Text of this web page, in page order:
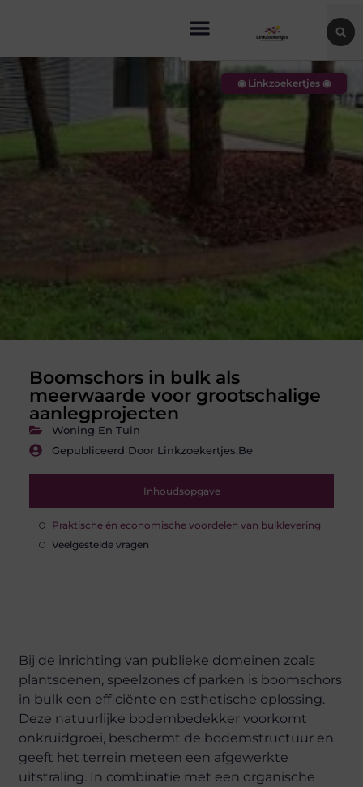
Boomschors in bulk als
meerwaarde voor grootschalige
aanlegprojecten
Woning En Tuin
Gepubliceerd Door Linkzoekertjes.be
Inhoudsopgave
Praktische én economische voordelen van bulklevering
Veelgestelde vragen
◉ Linkzoekertjes ◉
Bij de inrichting van publieke domeinen zoals
plantsoenen, speelzones of parken is boomschors
in bulk een efficiënte en esthetische oplossing.
Deze natuurlijke bodembedekker voorkomt
onkruidgroei, beschermt de bodemstructuur en
geeft het terrein meteen een afgewerkte
uitstraling. In combinatie met een organische